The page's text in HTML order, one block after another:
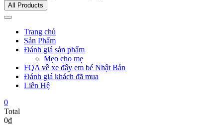
All Products
Trang chủ
Sản Phẩm
Đánh giá sản phẩm
Mẹo cho mẹ
FQA về xe đẩy em bé Nhật Bản
Đánh giá khách đã mua
Liên Hệ
0
Total
0₫